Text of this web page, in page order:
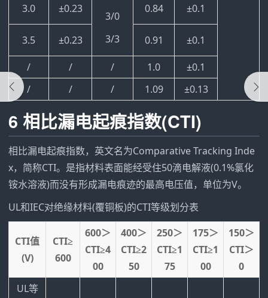
3/0
3/3
3.0 ±0.23 0.84 ±0.1
3.5 ±0.23 0.91 ±0.1
/ / / 1.0
±0.1
/
/ / 1.09 ±0.13
6 相比漏电起痕指数(CTI)
相比漏电起痕指数，英文名为Comparative Tracking Inde
x，简称CTI。是指材料表面能经受住50滴电解液(0.1%氯化
铵水溶液)而没有形成漏电痕迹的最高电压值，单位为V。
UL和IEC对绝缘材料(覆铜板)的CTI等级划分表
CTI值
(V)
CTI≥
600
600＞
CTI≥4
00
400＞
CTI≥2
50
250＞
CTI≥1
75
175＞
CTI≥1
00
150＞
CTI＞
0
UL等